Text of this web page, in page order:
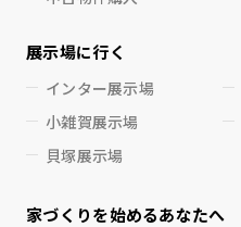
展示場に行く
インター展示場
小雑賀展示場
貝塚展示場
家づくりを始めるあなたへ